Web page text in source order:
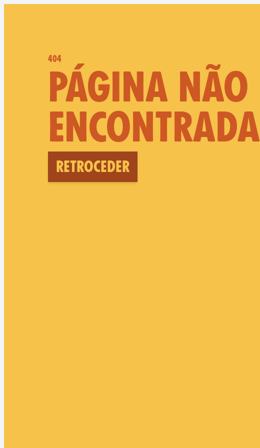
404
PÁGINA NÃO
ENCONTRADA
Retroceder